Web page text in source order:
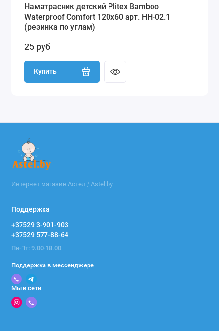
Наматрасник детский Plitex Bamboo
Waterproof Comfort 120х60 арт. НН-02.1
(резинка по углам)
25 руб
Купить
Интернет магазин Астел / Astel.by
Поддержка
+37529 3-901-903
+37529 577-88-64
Пн-Пт: 9.00-18.00
Поддержка в мессенджере
Мы в сети